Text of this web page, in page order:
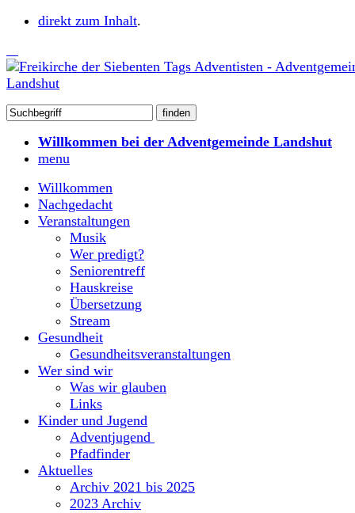
direkt zum Inhalt.
Willkommen bei der Adventgemeinde Landshut
menu
Willkommen
Nachgedacht
Veranstaltungen
Musik
Wer predigt?
Seniorentreff
Hauskreise
Übersetzung
Stream
Gesundheit
Gesundheitsveranstaltungen
Wer sind wir
Was wir glauben
Links
Kinder und Jugend
Adventjugend
Pfadfinder
Aktuelles
Archiv 2021 bis 2025
2023 Archiv